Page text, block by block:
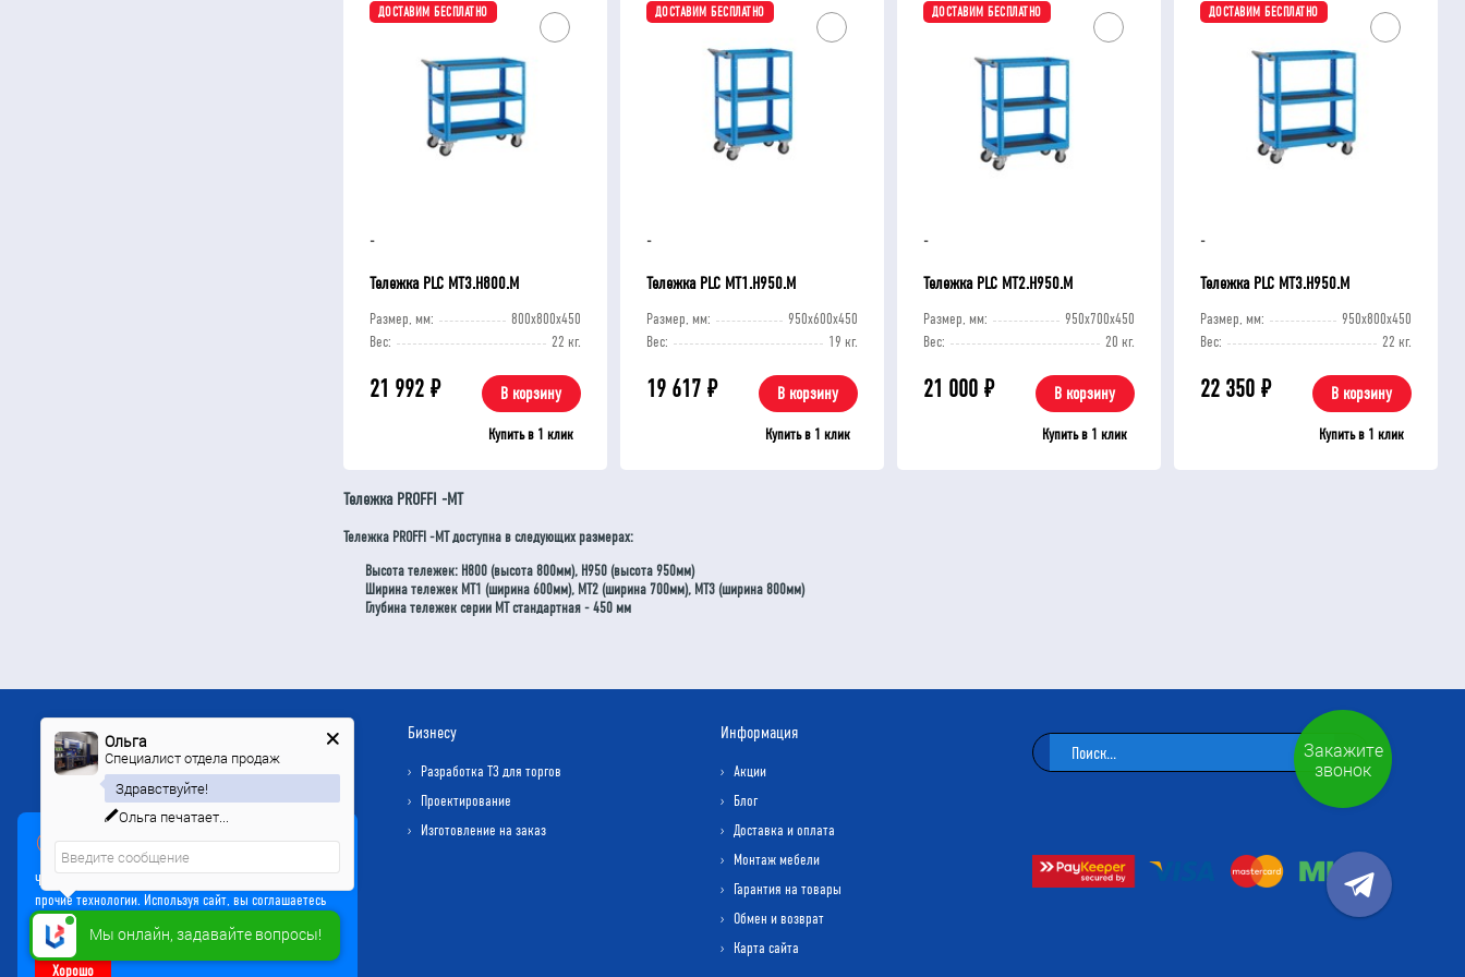
ДОСТАВИМ БЕСПЛАТНО
-
Тележка PLC МT3.H800.М
Размер, мм:
800x800x450
Вес:
22 кг.
21 992 ₽ В корзину
Купить в 1 клик
ДОСТАВИМ БЕСПЛАТНО
-
Тележка PLC МT1.H950.М
Размер, мм:
950x600x450
Вес:
19 кг.
19 617 ₽ В корзину
Купить в 1 клик
ДОСТАВИМ БЕСПЛАТНО
-
Тележка PLC МT2.H950.М
Размер, мм:
950x700x450
Вес:
20 кг.
21 000 ₽ В корзину
Купить в 1 клик
ДОСТАВИМ БЕСПЛАТНО
-
Тележка PLC МT3.H950.М
Размер, мм:
950x800x450
Вес:
22 кг.
22 350 ₽ В корзину
Купить в 1 клик
Тележка PROFFI -MT
Тележка PROFFI -MT доступна в следующих размерах:
Высота тележек: Н800 (высота 800мм), Н950 (высота 950мм)
Ширина тележек МТ1 (ширина 600мм), МТ2 (ширина 700мм), МТ3 (ширина 800мм)
Глубина тележек серии МТ стандартная - 450 мм
Компания
О нас
Лицензии и сертификаты
Политика конфиденциальности
Бизнесу
Разработка ТЗ для торгов
Проектирование
Изготовление на заказ
Информация
Акции
Блог
Доставка и оплата
Монтаж мебели
Гарантия на товары
Обмен и возврат
Карта сайта
Мы используем куки
Чтобы улучшить работу сайта, мы используем Cookie и
прочие технологии. Используя сайт, вы соглашаетесь
на обработку файлов Cookie
Хорошо
Закажите
Мы онлайн, задавайте вопросы!
Ольга
Специалист отдела продаж
Здравствуйте!
Ольга печатает...